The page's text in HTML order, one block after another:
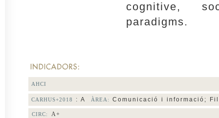
cognitive,
paradigms.
AHCI
CARHUS+2018 : A ÀREA: Comunicació i informació;
CIRC: A+